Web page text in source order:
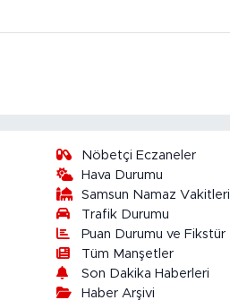
Nöbetçi Eczaneler
Hava Durumu
Samsun Namaz Vakitleri
Trafik Durumu
Puan Durumu ve Fikstür
Tüm Manşetler
Son Dakika Haberleri
Haber Arşivi